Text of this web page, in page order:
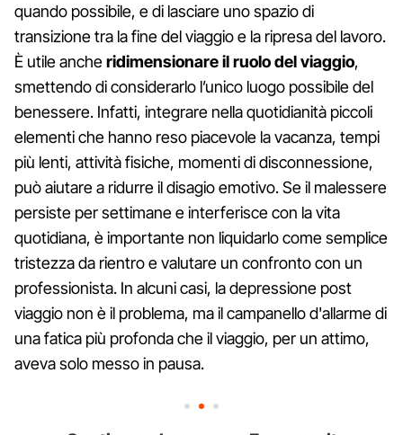
quando possibile, e di lasciare uno spazio di
transizione tra la fine del viaggio e la ripresa del lavoro.
È utile ancheridimensionare il ruolo del viaggio,
smettendo di considerarlo l’unico luogo possibile del
benessere. Infatti, integrare nella quotidianità piccoli
elementi che hanno reso piacevole la vacanza, tempi
più lenti, attività fisiche, momenti di disconnessione,
può aiutare a ridurre il disagio emotivo. Se il malessere
persiste per settimane e interferisce con la vita
quotidiana, è importante non liquidarlo come semplice
tristezza da rientro e valutare un confronto con un
professionista. In alcuni casi, la depressione post
viaggio non è il problema, ma il campanello d'allarme di
una fatica più profonda che il viaggio, per un attimo,
aveva solo messo in pausa.